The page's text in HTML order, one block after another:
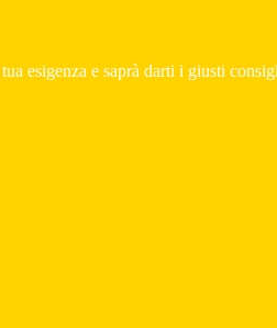
esigenza e saprà darti i giusti